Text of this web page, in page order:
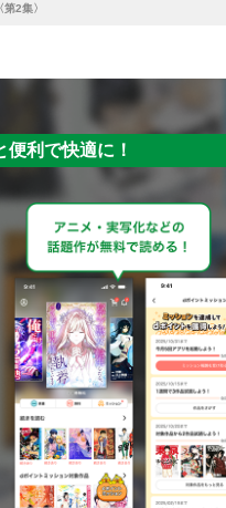
2集〉
便利で快適に！